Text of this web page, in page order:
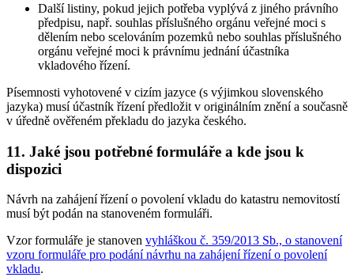
Další listiny, pokud jejich potřeba vyplývá z jiného právního
předpisu, např. souhlas příslušného orgánu veřejné moci s
dělením nebo scelováním pozemků nebo souhlas příslušného
orgánu veřejné moci k právnímu jednání účastníka
vkladového řízení.
Písemnosti vyhotovené v cizím jazyce (s výjimkou slovenského
jazyka) musí účastník řízení předložit v originálním znění a současně
v úředně ověřeném překladu do jazyka českého.
11. Jaké jsou potřebné formuláře a kde jsou k
dispozici
Návrh na zahájení řízení o povolení vkladu do katastru nemovitostí
musí být podán na stanoveném formuláři.
Vzor formuláře je stanoven vyhláškou č. 359/2013 Sb., o stanovení
vzoru formuláře pro podání návrhu na zahájení řízení o povolení
vkladu.